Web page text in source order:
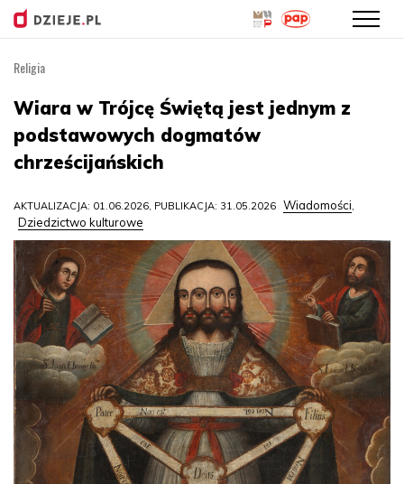
treści
Religia
Wiara w Trójcę Świętą jest jednym z
podstawowych dogmatów
chrześcijańskich
AKTUALIZACJA: 01.06.2026, PUBLIKACJA: 31.05.2026 Wiadomości,
Dziedzictwo kulturowe